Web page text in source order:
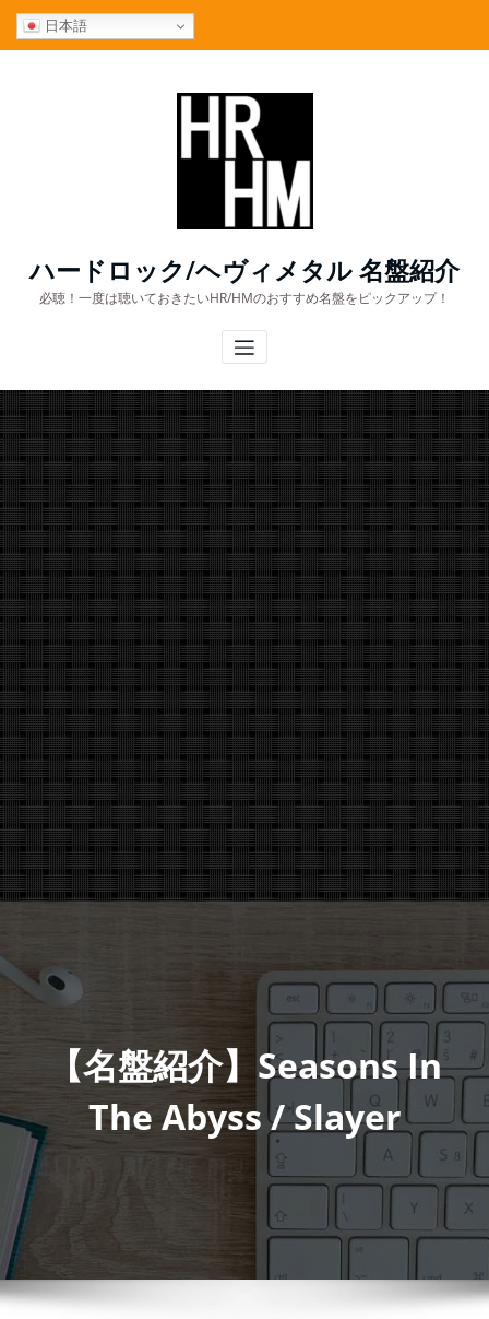
日本語
ハードロック/ヘヴィメタル 名盤紹介
必聴！一度は聴いておきたいHR/HMのおすすめ名盤をピックアップ！
【名盤紹介】Seasons In
The Abyss / Slayer